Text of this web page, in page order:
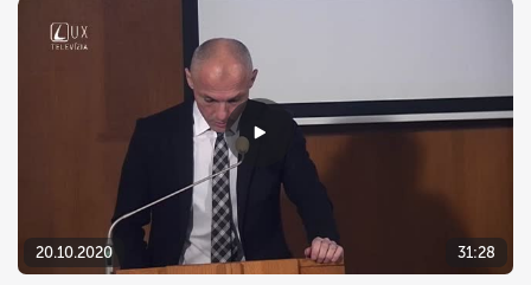
20.10.2020 31:28